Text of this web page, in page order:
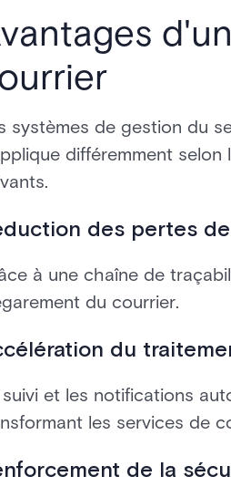
systèmes de gestion du
différemment
des pertes
à une chaîne de
du courrier.
du
et les notifications
les services de
de la